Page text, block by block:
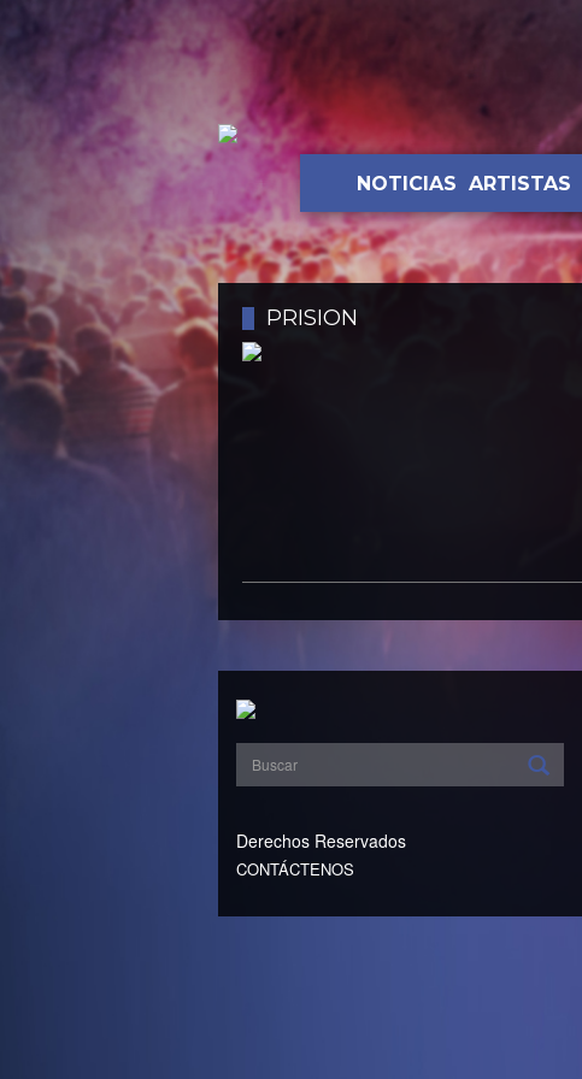
NOTICIAS ARTISTAS
PRISION
Derechos Reservados
CONTÁCTENOS